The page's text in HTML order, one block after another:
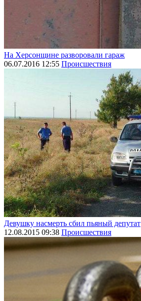
На Херсонщине разворовали гараж
06.07.2016 12:55 Происшествия
Девушку насмерть сбил пьяный депутат
12.08.2015 09:38 Происшествия